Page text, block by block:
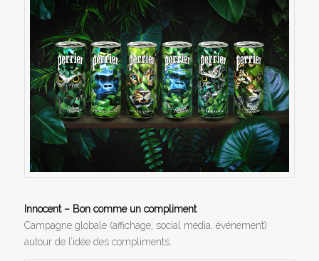
Innocent – Bon comme un compliment
Campagne globale (affichage, social media, événement)
autour de l’idée des compliments.